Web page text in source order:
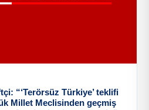
“‘Terörsüz Türkiye’ teklifi
Millet Meclisinden geçmiş